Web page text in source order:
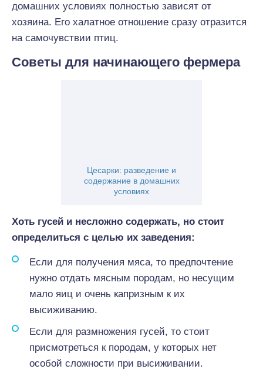
домашних условиях полностью зависят от
хозяина. Его халатное отношение сразу отразится
на самочувствии птиц.
Советы для начинающего фермера
Цесарки: разведение и
содержание в домашних
условиях
Хоть гусей и несложно содержать, но стоит
определиться с целью их заведения:
Если для получения мяса, то предпочтение
нужно отдать мясным породам, но несущим
мало яиц и очень капризным к их
высиживанию.
Если для размножения гусей, то стоит
присмотреться к породам, у которых нет
особой сложности при высиживании.